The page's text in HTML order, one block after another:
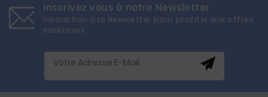
Inscrivez vous à notre Newsletter
Inscription à la Newsletter pour profiter aux offres
exclusives